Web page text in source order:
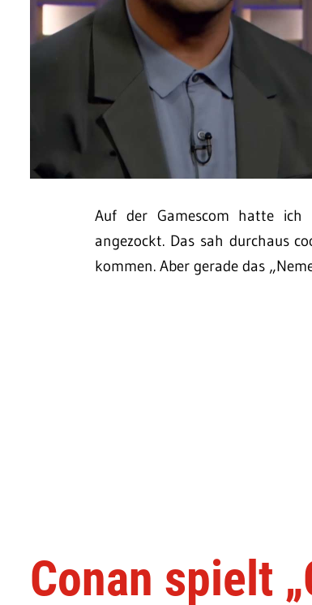
Auf der Gamescom hatte ich
angezockt. Das sah durchaus
kommen. Aber gerade das
Conan spielt